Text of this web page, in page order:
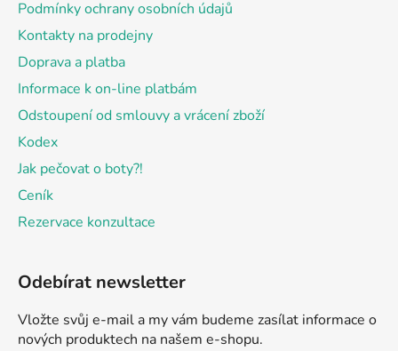
Podmínky ochrany osobních údajů
Kontakty na prodejny
Doprava a platba
Informace k on-line platbám
Odstoupení od smlouvy a vrácení zboží
Kodex
Jak pečovat o boty?!
Ceník
Rezervace konzultace
Odebírat newsletter
Vložte svůj e-mail a my vám budeme zasílat informace o
nových produktech na našem e-shopu.